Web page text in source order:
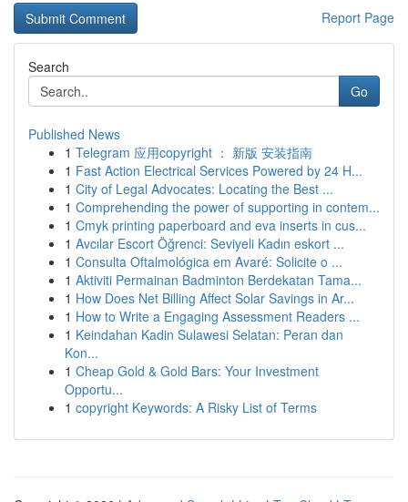
Report Page
Search
Go
Published News
1 Telegram 应用copyright ： 新版 安装指南
1 Fast Action Electrical Services Powered by 24 H...
1 City of Legal Advocates: Locating the Best ...
1 Comprehending the power of supporting in contem...
1 Cmyk printing paperboard and eva inserts in cus...
1 Avcılar Escort Öğrenci: Seviyeli Kadın eskort ...
1 Consulta Oftalmológica em Avaré: Solicite o ...
1 Aktiviti Permainan Badminton Berdekatan Tama...
1 How Does Net Billing Affect Solar Savings in Ar...
1 How to Write a Engaging Assessment Readers ...
1 Keindahan Kadin Sulawesi Selatan: Peran dan
Kon...
1 Cheap Gold & Gold Bars: Your Investment
Opportu...
1 copyright Keywords: A Risky List of Terms